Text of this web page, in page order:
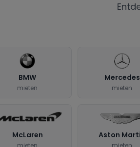
BMW
mieten
Mercedes
mieten
McLaren
mieten
Aston
mieten